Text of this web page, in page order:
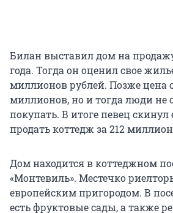
Билан выставил дом на
года. Тогда он оценил свое
миллионов рублей. Позже цена
миллионов, но и тогда люди не
покупать. В итоге певец скинул
продать коттедж за 212
Дом находится в коттеджном
«Монтевиль». Местечко
европейским пригородом. В
есть фруктовые сады, а также